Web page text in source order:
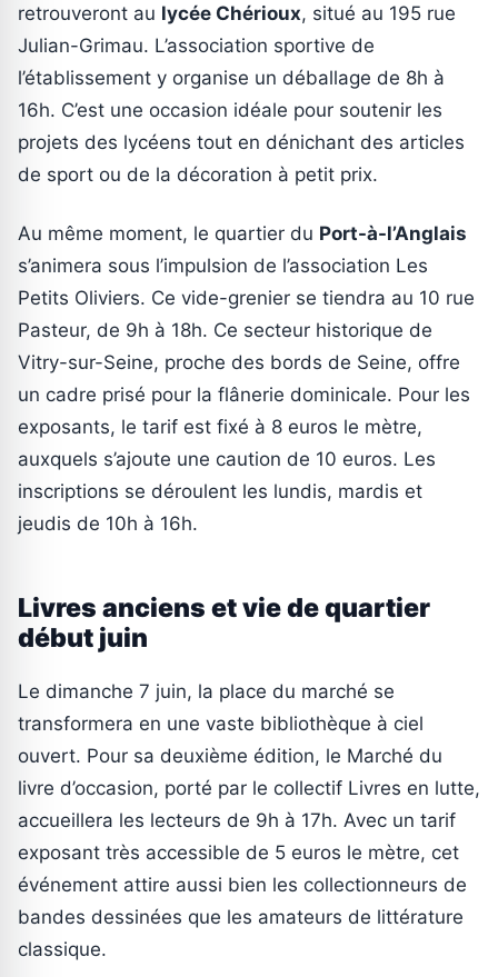
retrouveront au lycée Chérioux, situé au 195 rue
Julian-Grimau. L’association sportive de
l’établissement y organise un déballage de 8h à
16h. C’est une occasion idéale pour soutenir les
projets des lycéens tout en dénichant des articles
de sport ou de la décoration à petit prix.
Au même moment, le quartier du Port-à-l’Anglais
s’animera sous l’impulsion de l’association Les
Petits Oliviers. Ce vide-grenier se tiendra au 10 rue
Pasteur, de 9h à 18h. Ce secteur historique de
Vitry-sur-Seine, proche des bords de Seine, offre
un cadre prisé pour la flânerie dominicale. Pour les
exposants, le tarif est fixé à 8 euros le mètre,
auxquels s’ajoute une caution de 10 euros. Les
inscriptions se déroulent les lundis, mardis et
jeudis de 10h à 16h.
Livres anciens et vie de quartier
début juin
Le dimanche 7 juin, la place du marché se
transformera en une vaste bibliothèque à ciel
ouvert. Pour sa deuxième édition, le Marché du
livre d’occasion, porté par le collectif Livres en lutte,
accueillera les lecteurs de 9h à 17h. Avec un tarif
exposant très accessible de 5 euros le mètre, cet
événement attire aussi bien les collectionneurs de
bandes dessinées que les amateurs de littérature
classique.